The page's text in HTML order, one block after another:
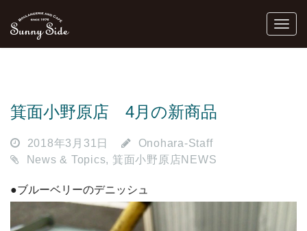
箕面小野原店 4月の新商品
2018年3月31日
Onohara-Staff
News & Topics, 箕面小野原店NEWS
●ブルーベリーのデニッシュ